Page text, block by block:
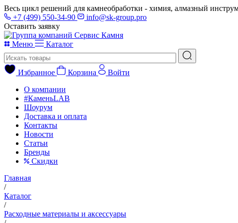
Весь цикл решений для камнеобработки - химия, алмазный
+7 (499) 550-34-90
info@sk-group.pro
Оставить заявку
Меню Каталог
Избранное Корзина
Войти
О компании
#КаменьLAB
Шоурум
Доставка и оплата
Контакты
Новости
Статьи
Бренды
Скидки
Главная
/
Каталог
/
Расходные материалы и аксессуары